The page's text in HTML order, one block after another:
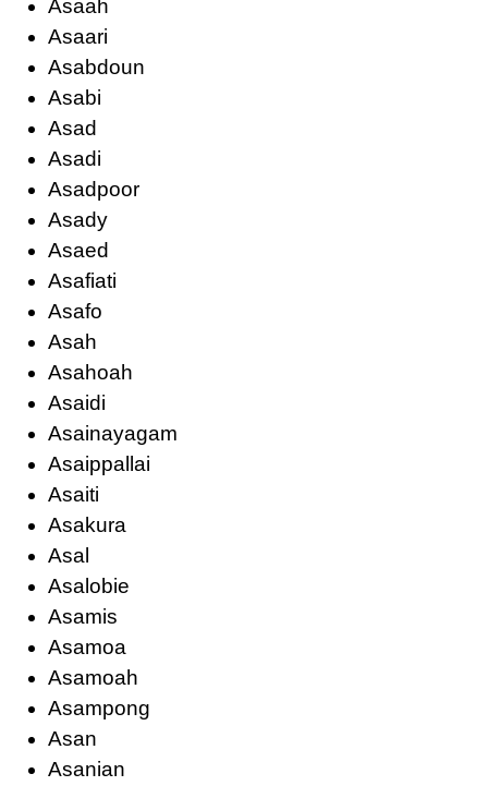
Asaah
Asaari
Asabdoun
Asabi
Asad
Asadi
Asadpoor
Asady
Asaed
Asafiati
Asafo
Asah
Asahoah
Asaidi
Asainayagam
Asaippallai
Asaiti
Asakura
Asal
Asalobie
Asamis
Asamoa
Asamoah
Asampong
Asan
Asanian